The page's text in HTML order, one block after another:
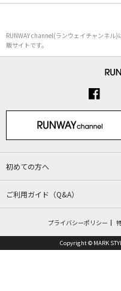
RUNWAY channel(ランウェイチャンネル)
販サイトです。
初めての方へ
ご利用ガイド（Q&A）
プライバシーポリシー
Copyright © MARK